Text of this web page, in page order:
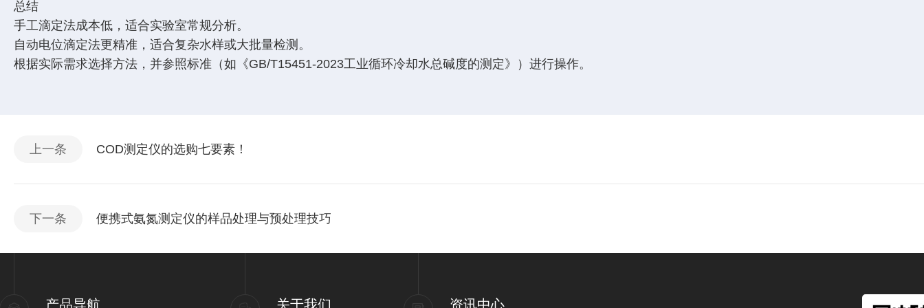
总结
手工滴定法成本低，适合实验室常规分析。
自动电位滴定法更精准，适合复杂水样或大批量检测。
根据实际需求选择方法，并参照标准（如《GB/T15451-2023工业循环冷却水总碱度的测定》）进行操作。
上一条 COD测定仪的选购七要素！
下一条 便携式氨氮测定仪的样品处理与预处理技巧
产品导航 关于我们 资讯中心